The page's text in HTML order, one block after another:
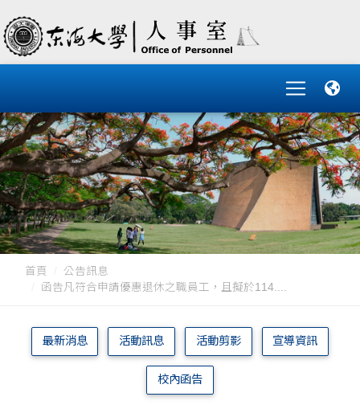
首頁
公告訊息
函告凡符合申請優惠退休之職員工，且擬於114....
最新消息 活動訊息 活動剪影 宣導資訊
校內函告